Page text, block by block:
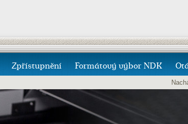
Zpřístupnění Formátový výbor NDK